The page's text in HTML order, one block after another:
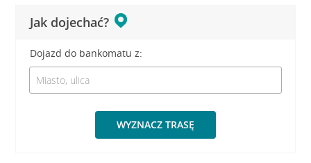
Jak dojechać?
Dojazd do bankomatu z:
WYZNACZ TRASĘ